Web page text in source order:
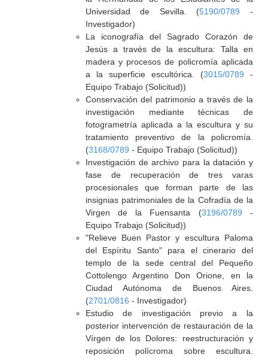
Universidad de Sevilla. (5190/0789 -
Investigador)
La iconografía del Sagrado Corazón de
Jesús a través de la escultura: Talla en
madera y procesos de policromía aplicada
a la superficie escultórica. (3015/0789 -
Equipo Trabajo (Solicitud))
Conservación del patrimonio a través de la
investigación mediante técnicas de
fotogrametría aplicada a la escultura y su
tratamiento preventivo de la policromía.
(3168/0789 - Equipo Trabajo (Solicitud))
Investigación de archivo para la datación y
fase de recuperación de tres varas
procesionales que forman parte de las
insignias patrimoniales de la Cofradía de la
Virgen de la Fuensanta (3196/0789 -
Equipo Trabajo (Solicitud))
"Relieve Buen Pastor y escultura Paloma
del Espíritu Santo" para el cinerario del
templo de la sede central del Pequeño
Cottolengo Argentino Don Orione, en la
Ciudad Autónoma de Buenos Aires.
(2701/0816 - Investigador)
Estudio de investigación previo a la
posterior intervención de restauración de la
Vírgen de los Dolores: reestructuración y
reposición polícroma sobre escultura.